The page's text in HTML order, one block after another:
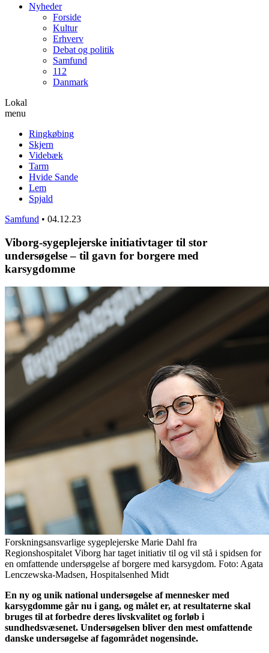
Nyheder
Forside
Kultur
Erhverv
Debat og politik
Samfund
112
Danmark
Lokal
menu
Ringkøbing
Skjern
Videbæk
Tarm
Hvide Sande
Lem
Spjald
Samfund • 04.12.23
Viborg-sygeplejerske initiativtager til stor
undersøgelse – til gavn for borgere med
karsygdomme
Forskningsansvarlige sygeplejerske Marie Dahl fra
Regionshospitalet Viborg har taget initiativ til og vil stå i spidsen for
en omfattende undersøgelse af borgere med karsygdom. Foto: Agata
Lenczewska-Madsen, Hospitalsenhed Midt
En ny og unik national undersøgelse af mennesker med
karsygdomme går nu i gang, og målet er, at resultaterne skal
bruges til at forbedre deres livskvalitet og forløb i
sundhedsvæsenet. Undersøgelsen bliver den mest omfattende
danske undersøgelse af fagområdet nogensinde.